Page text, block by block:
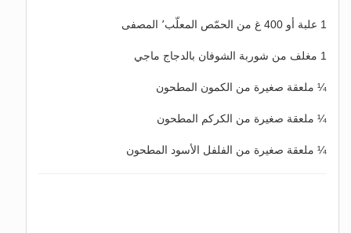
1 علبة أو 400 غ من الحمّص المعلّب٬ المصفى
1 مغلف من شوربة الشوفان بالدجاج ماجي
¼ ملعقة صغيرة من الكمون المطحون
¼ ملعقة صغيرة من الكركم المطحون
¼ ملعقة صغيرة من الفلفل الأسود المطحون